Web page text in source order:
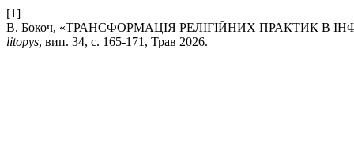
[1]
В. Бокоч, «ТРАНСФОРМАЦІЯ РЕЛІГІЙНИХ ПРАКТИК В
litopys, вип. 34, с. 165-171, Трав 2026.